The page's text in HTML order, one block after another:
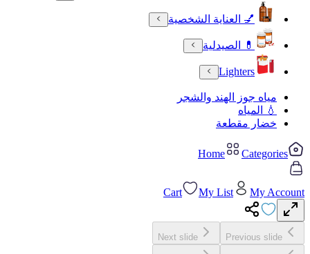
💅 العناية الشخصية
💊 الصيدلية
Lighters
مياه جوز الهند والشجر
💧 المياه
خضار مقطعة
Home Categories
Cart My List My Account
Previous slide
Next slide